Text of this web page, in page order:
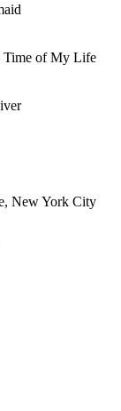
Time of My Life
New York City